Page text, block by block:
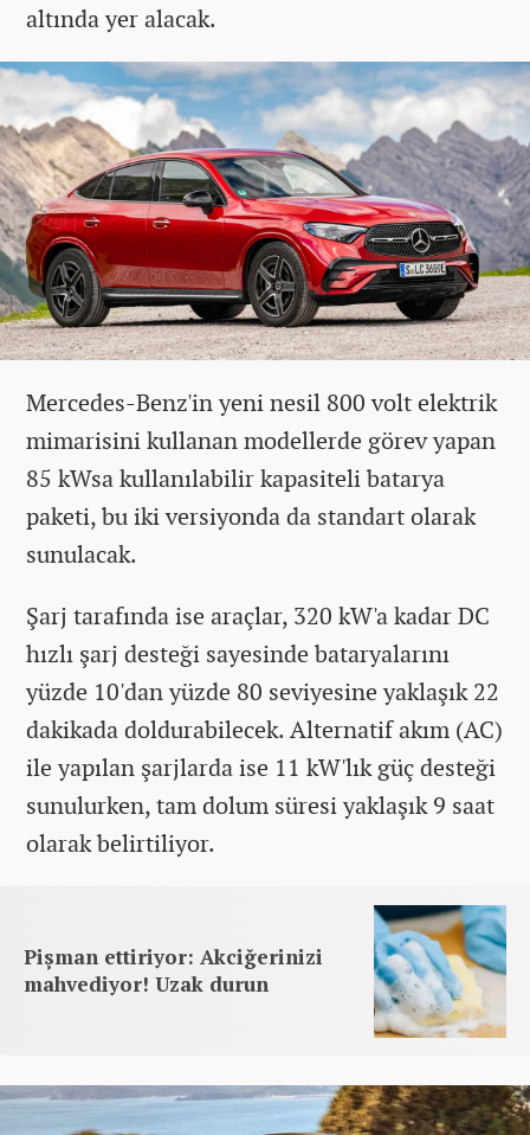
altında yer alacak.
Mercedes-Benz'in yeni nesil 800 volt elektrik
mimarisini kullanan modellerde görev yapan
85 kWsa kullanılabilir kapasiteli batarya
paketi, bu iki versiyonda da standart olarak
sunulacak.
Şarj tarafında ise araçlar, 320 kW'a kadar DC
hızlı şarj desteği sayesinde bataryalarını
yüzde 10'dan yüzde 80 seviyesine yaklaşık 22
dakikada doldurabilecek. Alternatif akım (AC)
ile yapılan şarjlarda ise 11 kW'lık güç desteği
sunulurken, tam dolum süresi yaklaşık 9 saat
olarak belirtiliyor.
Pişman ettiriyor: Akciğerinizi
mahvediyor! Uzak durun